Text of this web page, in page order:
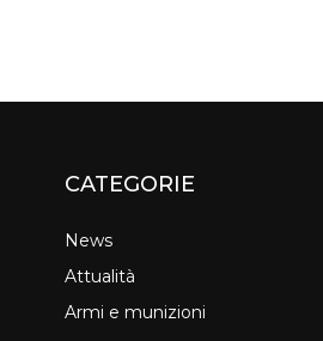
CATEGORIE
News
Attualità
Armi e munizioni